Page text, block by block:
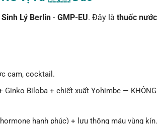
Lý Berlin · GMP-EU. Đây là thuốc nước
cam, cocktail.
Biloba + chiết xuất Yohimbe — KHÔNG
hạnh phúc) + lưu thông máu vùng kín.